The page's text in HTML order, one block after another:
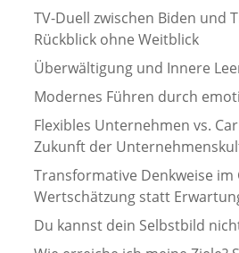
TV-Duell zwischen Biden und
Rückblick ohne Weitblick
Überwältigung und Innere
Modernes Führen durch
Flexibles Unternehmen vs.
Zukunft der
Transformative Denkweise im
Wertschätzung statt
Du kannst dein Selbstbild